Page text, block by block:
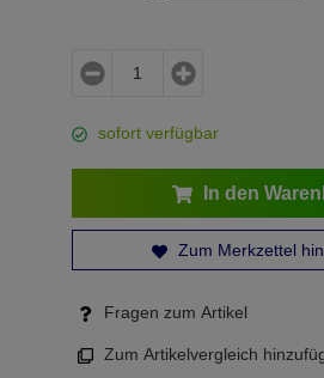
sofort verfügbar
In den
Zum Merkzettel
Fragen zum Artikel
Zum Artikelvergleich